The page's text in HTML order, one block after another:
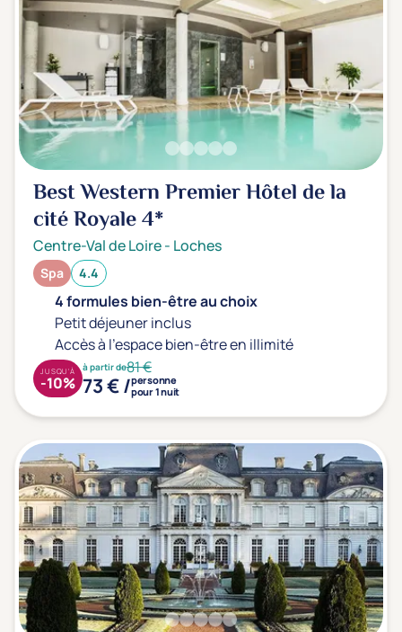
Gestion du stress / sommeil
(0)
Spécial dos
Prévention santé
Sport
(0)
Yoga
Offres spéciales
Vente Flash & Promo
Offres spéciales Solo
Distance de chez vous
Établissements proches de chez moi
Km
Transports & hébergement
Soins sans hébergement
(1)
Offre séjour + vol inclus
(0)
Best Western Premier Hôtel de la
cité Royale4*
Centre-Val de Loire- Loches
Spa 4.4
4 formules bien-être au choix
Petit déjeuner inclus
Accès à l'espace bien-être en illimité
à partir de81 €
73 € /personne
pour 1 nuit
JUSQU'À
-10%